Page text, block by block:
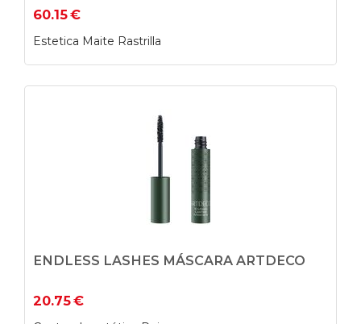
60.15€
Estetica Maite Rastrilla
ENDLESS LASHES MÁSCARA ARTDECO
20.75€